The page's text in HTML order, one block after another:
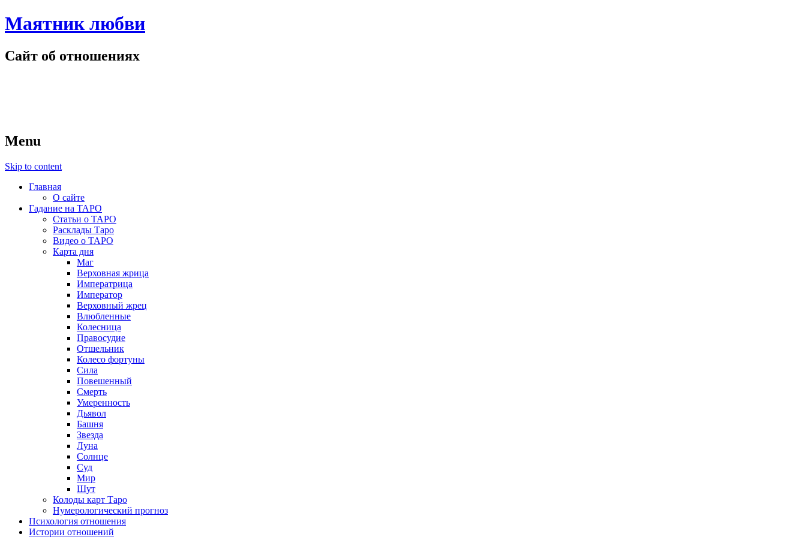
Маятник любви
Сайт об отношениях
Menu
Skip to content
Главная
О сайте
Гадание на ТАРО
Статьи о ТАРО
Расклады Таро
Видео о ТАРО
Карта дня
Маг
Верховная жрица
Императрица
Император
Верховный жрец
Влюбленные
Колесница
Правосудие
Отшельник
Колесо фортуны
Сила
Повешенный
Смерть
Умеренность
Дьявол
Башня
Звезда
Луна
Солнце
Суд
Мир
Шут
Колоды карт Таро
Нумерологический прогноз
Психология отношения
Истории отношений